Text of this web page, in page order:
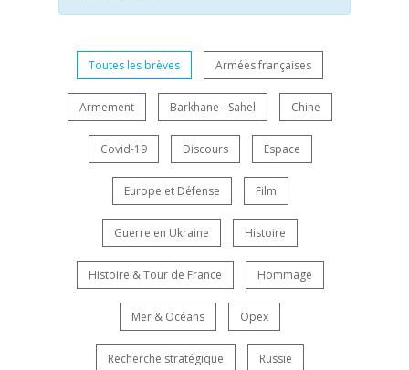
Toutes les brèves Armées françaises
Armement Barkhane - Sahel Chine
Covid-19 Discours Espace
Europe et Défense Film
Guerre en Ukraine Histoire
Histoire & Tour de France Hommage
Mer & Océans Opex
Recherche stratégique Russie